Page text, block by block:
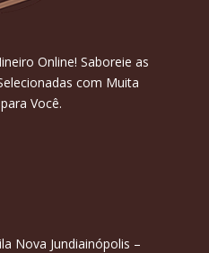
Online! Saboreie as
com Muita
Você.
Nova Jundiainópolis –